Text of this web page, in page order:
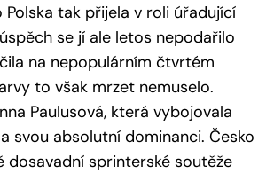
Polska tak přijela v roli úřadující
se jí ale letos nepodařilo
na nepopulárním čtvrtém
to však mrzet nemuselo.
Paulusová, která vybojovala
svou absolutní dominanci. Česko
dosavadní sprinterské soutěže